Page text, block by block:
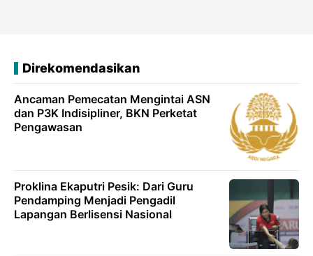
Direkomendasikan
Ancaman Pemecatan Mengintai ASN
dan P3K Indisipliner, BKN Perketat
Pengawasan
Proklina Ekaputri Pesik: Dari Guru
Pendamping Menjadi Pengadil
Lapangan Berlisensi Nasional